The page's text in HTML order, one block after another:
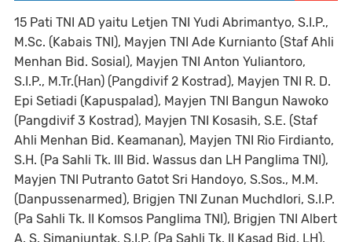
15 Pati TNI AD yaitu Letjen TNI Yudi Abrimantyo, S.I.P.,
M.Sc. (Kabais TNI), Mayjen TNI Ade Kurnianto (Staf Ahli
Menhan Bid. Sosial), Mayjen TNI Anton Yuliantoro,
S.I.P., M.Tr.(Han) (Pangdivif 2 Kostrad), Mayjen TNI R. D.
Epi Setiadi (Kapuspalad), Mayjen TNI Bangun Nawoko
(Pangdivif 3 Kostrad), Mayjen TNI Kosasih, S.E. (Staf
Ahli Menhan Bid. Keamanan), Mayjen TNI Rio Firdianto,
S.H. (Pa Sahli Tk. III Bid. Wassus dan LH Panglima TNI),
Mayjen TNI Putranto Gatot Sri Handoyo, S.Sos., M.M.
(Danpussenarmed), Brigjen TNI Zunan Muchdlori, S.I.P.
(Pa Sahli Tk. II Komsos Panglima TNI), Brigjen TNI Albert
A. S. Simanjuntak, S.I.P. (Pa Sahli Tk. II Kasad Bid. LH),